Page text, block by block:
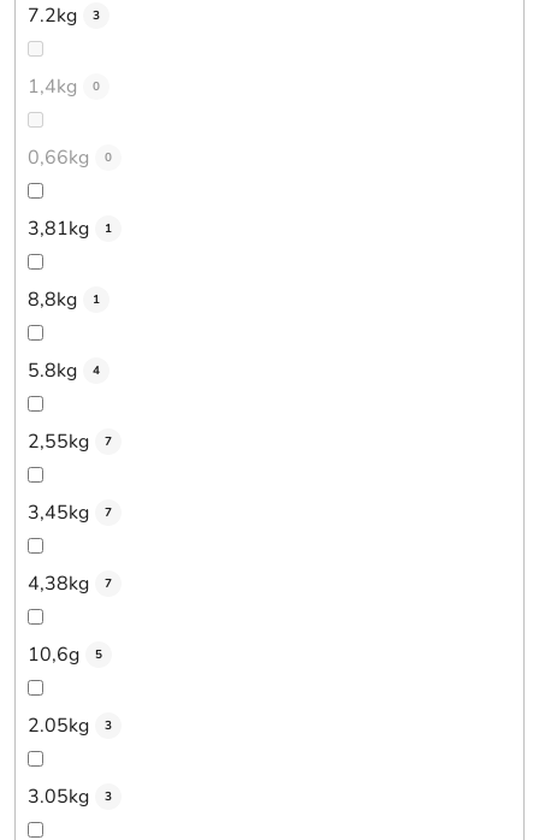
7.2kg 3
1,4kg 0
0,66kg 0
3,81kg 1
8,8kg 1
5.8kg 4
2,55kg 7
3,45kg 7
4,38kg 7
10,6g 5
2.05kg 3
3.05kg 3